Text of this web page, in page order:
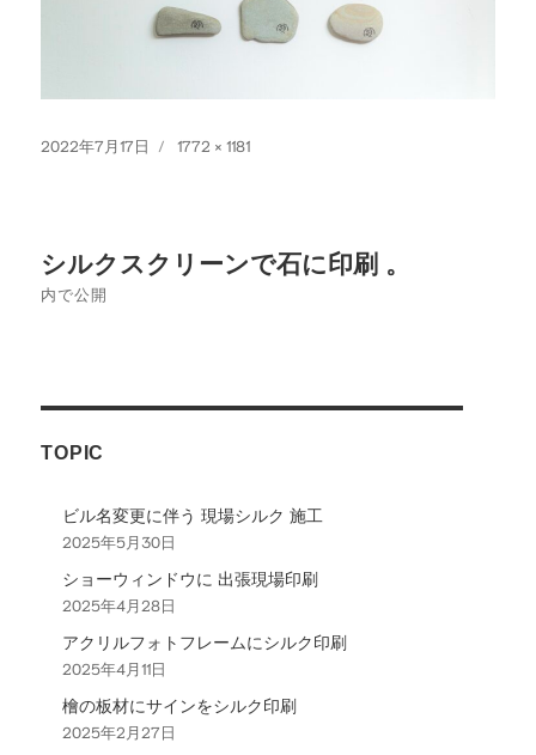
投
2022年7月17日
フ
1772 × 1181
稿
ゲ
ー
シ
ョ
ン
シルクスクリーンで石に印刷 。
内で公開
TOPIC
ビル名変更に伴う 現場シルク 施工
2025年5月30日
ショーウィンドウに 出張現場印刷
2025年4月28日
アクリルフォトフレームにシルク印刷
2025年4月11日
檜の板材にサインをシルク印刷
2025年2月27日